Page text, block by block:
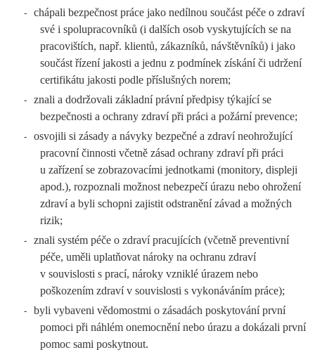
-
chápali bezpečnost práce jako nedílnou součást péče o zdraví
své i spolupracovníků (i dalších osob vyskytujících se na
pracovištích, např. klientů, zákazníků, návštěvníků) i jako
součást řízení jakosti a jednu z podmínek získání či udržení
certifikátu jakosti podle příslušných norem;
-
znali a dodržovali základní právní předpisy týkající se
bezpečnosti a ochrany zdraví při práci a požární prevence;
-
osvojili si zásady a návyky bezpečné a zdraví neohrožující
pracovní činnosti včetně zásad ochrany zdraví při práci
u zařízení se zobrazovacími jednotkami (monitory, displeji
apod.), rozpoznali možnost nebezpečí úrazu nebo ohrožení
zdraví a byli schopni zajistit odstranění závad a možných
rizik;
-
znali systém péče o zdraví pracujících (včetně preventivní
péče, uměli uplatňovat nároky na ochranu zdraví
v souvislosti s prací, nároky vzniklé úrazem nebo
poškozením zdraví v souvislosti s vykonáváním práce);
-
byli vybaveni vědomostmi o zásadách poskytování první
pomoci při náhlém onemocnění nebo úrazu a dokázali první
pomoc sami poskytnout.